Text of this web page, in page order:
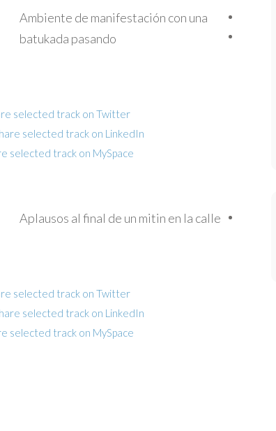
Ambiente de manifestación con una
batukada pasando
Aplausos al final de un mitin en la calle